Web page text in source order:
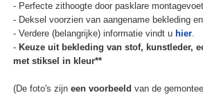
- Perfecte zithoogte door pasklare
- Deksel voorzien van aangename bekleding
- Verdere (belangrijke) informatie vindt u hier.
- Keuze uit bekleding van stof, kunstleder,
met stiksel in kleur**
(De foto's zijn een voorbeeld van de